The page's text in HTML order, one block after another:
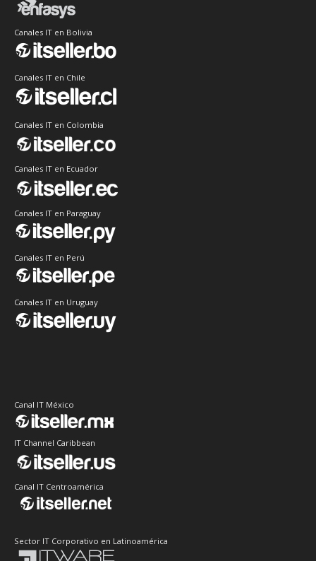
Canales IT en Bolivia
Canales IT en Chile
Canales IT en Colombia
Canales IT en Ecuador
Canales IT en Paraguay
Canales IT en Perú
Canales IT en Uruguay
Canal IT México
IT Channel Caribbean
Canal IT Centroamérica
Sector IT Corporativo en Latinoamérica